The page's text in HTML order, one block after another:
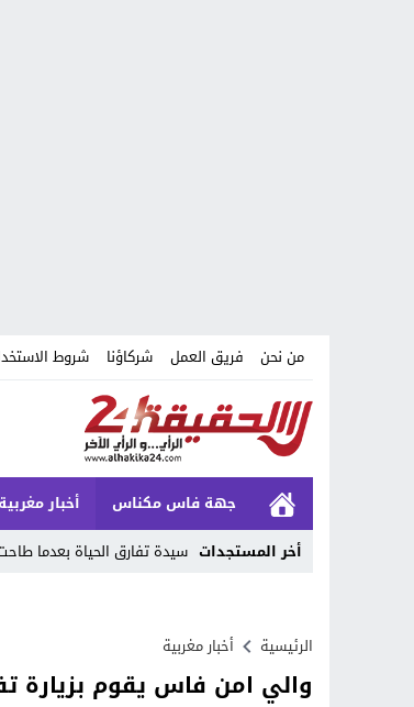
من نحن فريق العمل شركاؤنا شروط
جهة فاس مكناس أخبار مغربية
أخر المستجدات سيدة تفارق الحياة بعدما
Previous
Next
الرئيسية أخبار مغربية
والي امن فاس يقوم بزيارة